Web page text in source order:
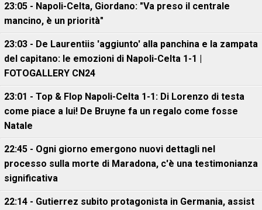
23:05 - Napoli-Celta, Giordano: "Va preso il centrale
mancino, è un priorità"
23:03 - De Laurentiis 'aggiunto' alla panchina e la zampata
del capitano: le emozioni di Napoli-Celta 1-1 |
FOTOGALLERY CN24
23:01 - Top & Flop Napoli-Celta 1-1: Di Lorenzo di testa
come piace a lui! De Bruyne fa un regalo come fosse
Natale
22:45 - Ogni giorno emergono nuovi dettagli nel
processo sulla morte di Maradona, c'è una testimonianza
significativa
22:14 - Gutierrez subito protagonista in Germania, assist